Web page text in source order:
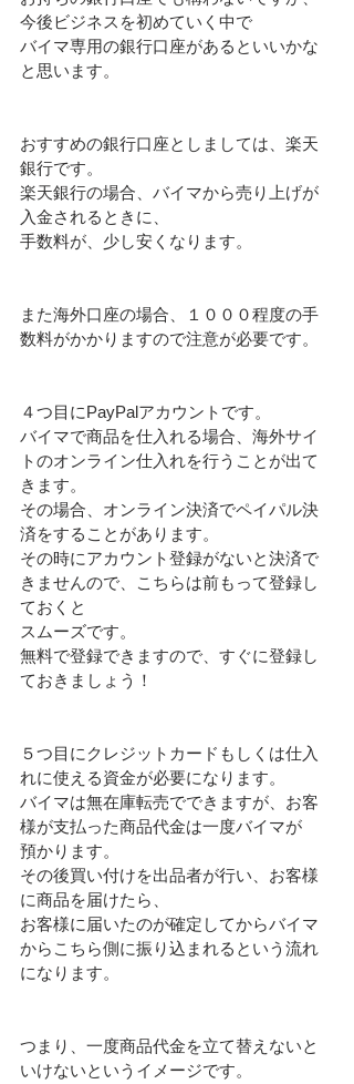
今後ビジネスを初めていく中で
バイマ専用の銀行口座があるといいかな
と思います。
おすすめの銀行口座としましては、楽天
銀行です。
楽天銀行の場合、バイマから売り上げが
入金されるときに、
手数料が、少し安くなります。
また海外口座の場合、１０００程度の手
数料がかかりますので注意が必要です。
４つ目にPayPalアカウントです。
バイマで商品を仕入れる場合、海外サイ
トのオンライン仕入れを行うことが出て
きます。
その場合、オンライン決済でペイパル決
済をすることがあります。
その時にアカウント登録がないと決済で
きませんので、こちらは前もって登録し
ておくと
スムーズです。
無料で登録できますので、すぐに登録し
ておきましょう！
５つ目にクレジットカードもしくは仕入
れに使える資金が必要になります。
バイマは無在庫転売でできますが、お客
様が支払った商品代金は一度バイマが
預かります。
その後買い付けを出品者が行い、お客様
に商品を届けたら、
お客様に届いたのが確定してからバイマ
からこちら側に振り込まれるという流れ
になります。
つまり、一度商品代金を立て替えないと
いけないというイメージです。